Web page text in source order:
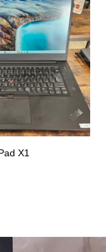
X1